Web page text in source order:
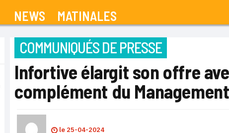
NEWS MATINALES
COMMUNIQUÉS DE PRESSE
Infortive élargit son offre
complément du
le 25-04-2024